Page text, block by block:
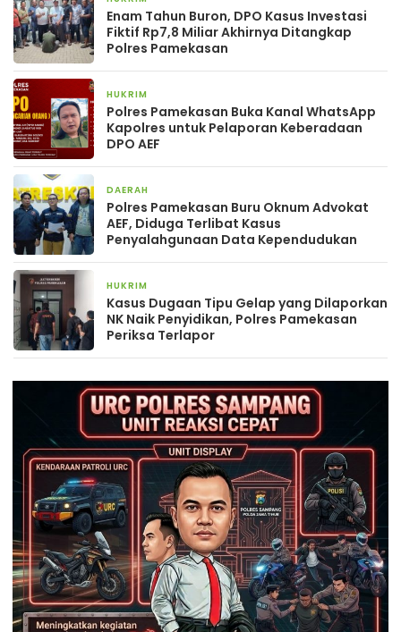
Enam Tahun Buron, DPO Kasus Investasi
Fiktif Rp7,8 Miliar Akhirnya Ditangkap
Polres Pamekasan
HUKRIM
Polres Pamekasan Buka Kanal WhatsApp
Kapolres untuk Pelaporan Keberadaan
DPO AEF
DAERAH
Polres Pamekasan Buru Oknum Advokat
AEF, Diduga Terlibat Kasus
Penyalahgunaan Data Kependudukan
HUKRIM
Kasus Dugaan Tipu Gelap yang Dilaporkan
NK Naik Penyidikan, Polres Pamekasan
Periksa Terlapor